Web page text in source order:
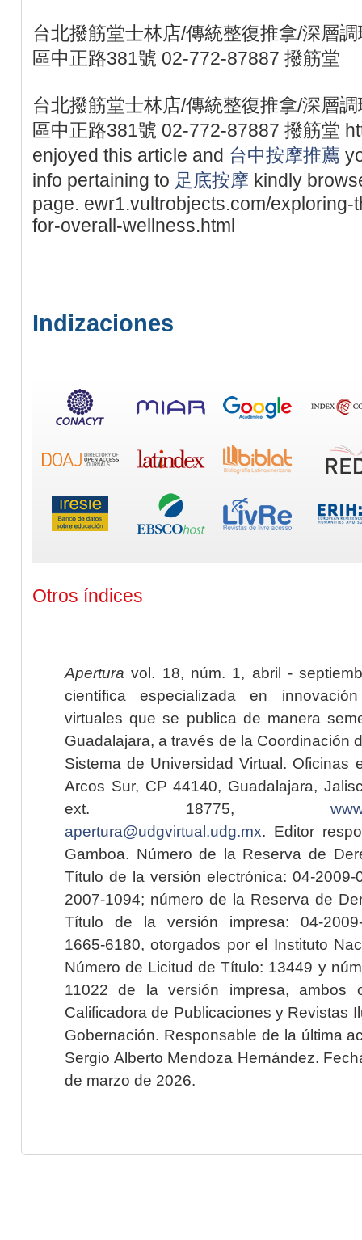
台北撥筋堂士林店/傳統整復推拿/深層
區中正路381號 02-772-87887 撥筋堂
台北撥筋堂士林店/傳統整復推拿/深層
區中正路381號 02-772-87887 撥筋堂
enjoyed this article and 台中按摩推薦
info pertaining to 足底按摩 kindly
page. ewr1.vultrobjects.com/
for-overall-wellness.html
Indizaciones
Otros índices
Apertura vol. 18, núm. 1, abril -
científica especializada en
virtuales que se publica de manera
Guadalajara, a través de la Coordinación
Sistema de Universidad Virtual. Oficinas
Arcos Sur, CP 44140, Guadalajara,
ext. 18775,
apertura@udgvirtual.udg.mx. Editor
Gamboa. Número de la Reserva de
Título de la versión electrónica: 04-2009-
2007-1094; número de la Reserva de
Título de la versión impresa: 04-2009-
1665-6180, otorgados por el Instituto
Número de Licitud de Título: 13449 y
11022 de la versión impresa, ambos
Calificadora de Publicaciones y Revistas
Gobernación. Responsable de la última
Sergio Alberto Mendoza Hernández.
de marzo de 2026.